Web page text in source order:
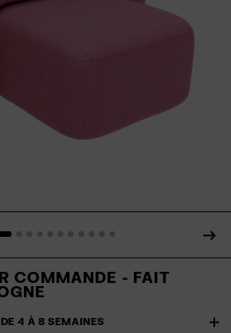
COMMANDE - FAIT
4 À 8 SEMAINES